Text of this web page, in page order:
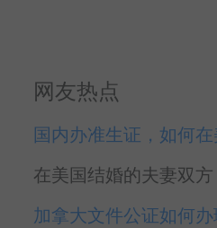
网友热点
国内办准生证，如何
在美国结婚的夫妻双
加拿大文件公证如何